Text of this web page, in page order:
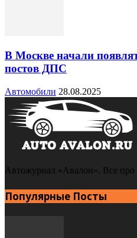
В Москве начали
постов ДПС
Автомобили 28.08.2025
Автожурнал «Авалон». Все про
Популярные Посты